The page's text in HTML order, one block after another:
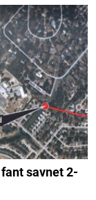
savnet 2-